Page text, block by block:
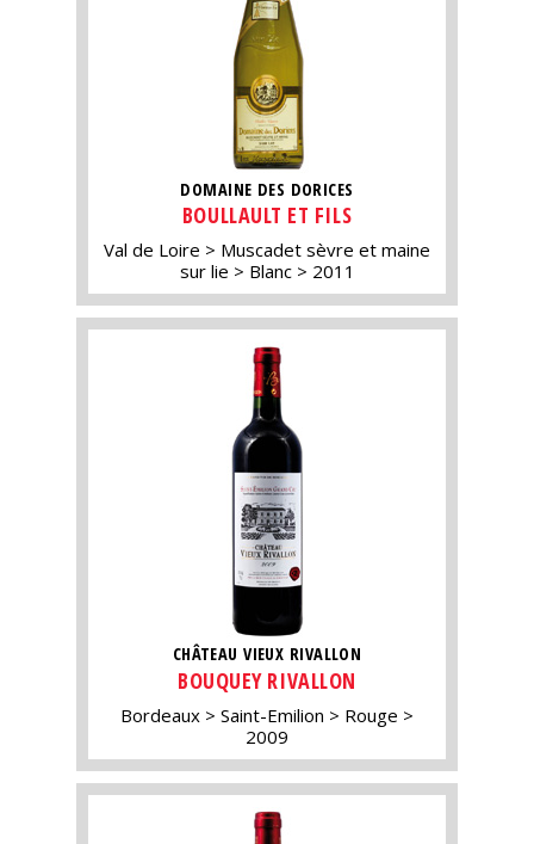
DOMAINE DES DORICES
BOULLAULT ET FILS
Val de Loire
Muscadet sèvre et maine
sur lie
Blanc 2011
CHÂTEAU VIEUX RIVALLON
BOUQUEY RIVALLON
Bordeaux Saint-Emilion
Rouge
2009